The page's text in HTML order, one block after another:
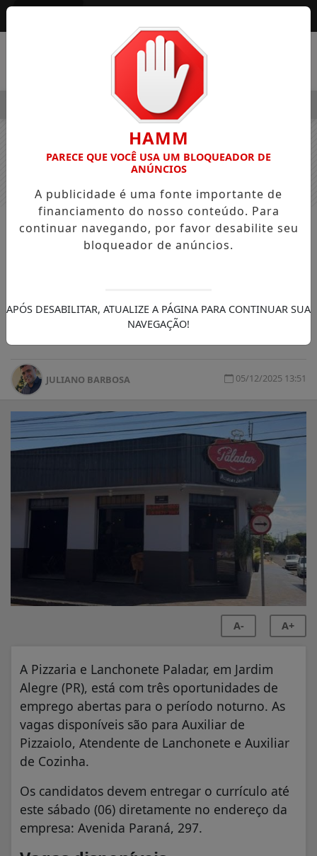
OSVALDO PEDRO DOS SANTOS, O “NEGUINHO DA
NOTÍCIAS GERAL
Paladar abre vagas de emprego em
Não é necessário ter experiência —
vontade de aprender é um diferencial
JULIANO BARBOSA 05/12/2025 13:51
A- A+
A Pizzaria e Lanchonete Paladar, em Jardim
Alegre (PR), está com três oportunidades de
emprego abertas para o período noturno. As
vagas disponíveis são para Auxiliar de
Pizzaiolo, Atendente de Lanchonete e Auxiliar
de Cozinha.
Os candidatos devem entregar o currículo até
este sábado (06) diretamente no endereço da
empresa: Avenida Paraná, 297.
HAMM
PARECE QUE VOCÊ USA UM BLOQUEADOR DE
ANÚNCIOS
A publicidade é uma fonte importante de
financiamento do nosso conteúdo. Para
continuar navegando, por favor desabilite seu
bloqueador de anúncios.
APÓS DESABILITAR, ATUALIZE A PÁGINA PARA CONTINUAR SUA
NAVEGAÇÃO!